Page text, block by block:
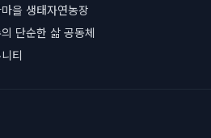
을 생태자연농장
단순한 삶 공동체
티